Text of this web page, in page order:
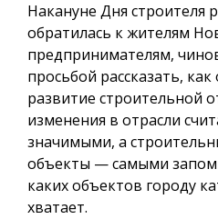
Накануне Дня строителя
обратилась к жителям
предпринимателям,
просьбой рассказать,
развитие строительной
изменения в отрасли
значимыми, а
объекты — самыми
каких объектов городу
хватает.